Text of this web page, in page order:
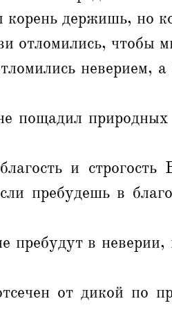
корень держишь, но
отломились, чтобы
неверием,
пощадил
и
пребудешь в
пребудут в
от дикой по